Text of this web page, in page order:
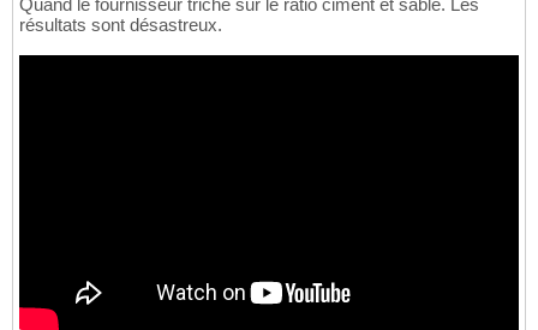
résultats sont désastreux.